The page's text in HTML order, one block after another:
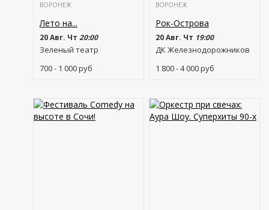
ВОРОНЕЖ
Лето на...
20 Авг. Чт 20:00
Зеленый театр
700 - 1 000руб
ВОРОНЕЖ
Рок-Острова
20 Авг. Чт 19:00
ДК Железнодорожников
1 800 - 4 000руб